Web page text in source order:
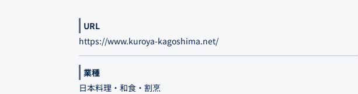
URL
https://www.kuroya-kagoshima.net/
業種
日本料理・和食・割烹